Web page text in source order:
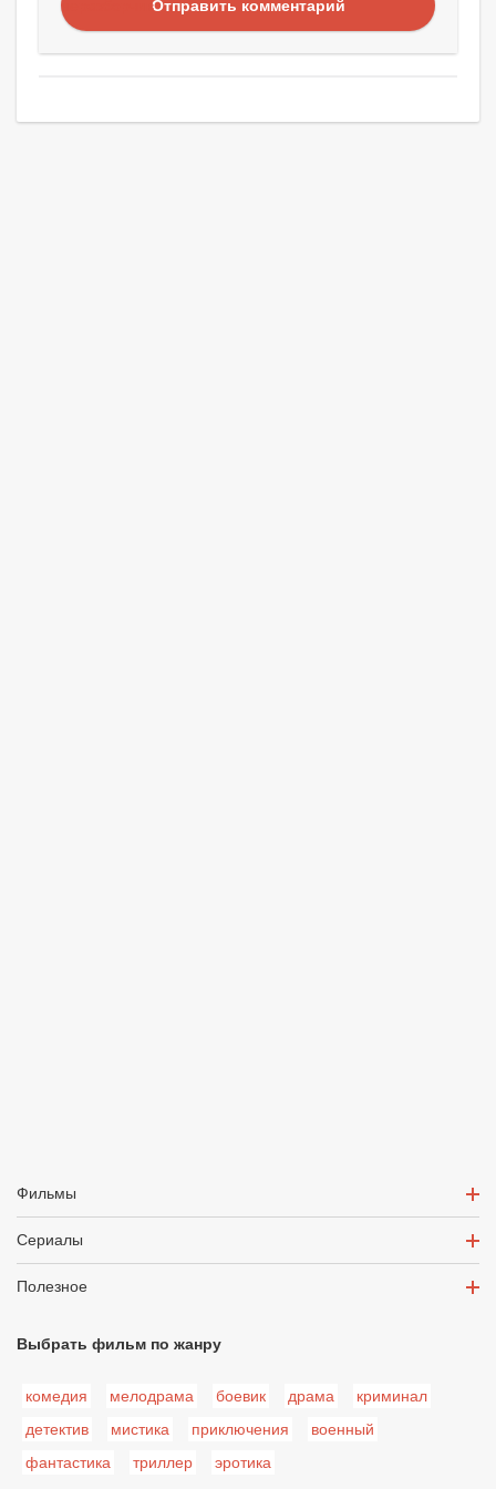
Отправить комментарий
Фильмы
Сериалы
Полезное
Выбрать фильм по жанру
комедия мелодрама боевик драма
криминал
детектив
мистика приключения
военный
фантастика
триллер эротика